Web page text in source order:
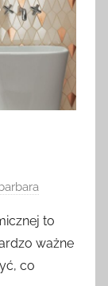
to
ważne
co